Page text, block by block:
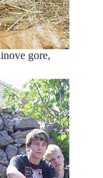
gore,